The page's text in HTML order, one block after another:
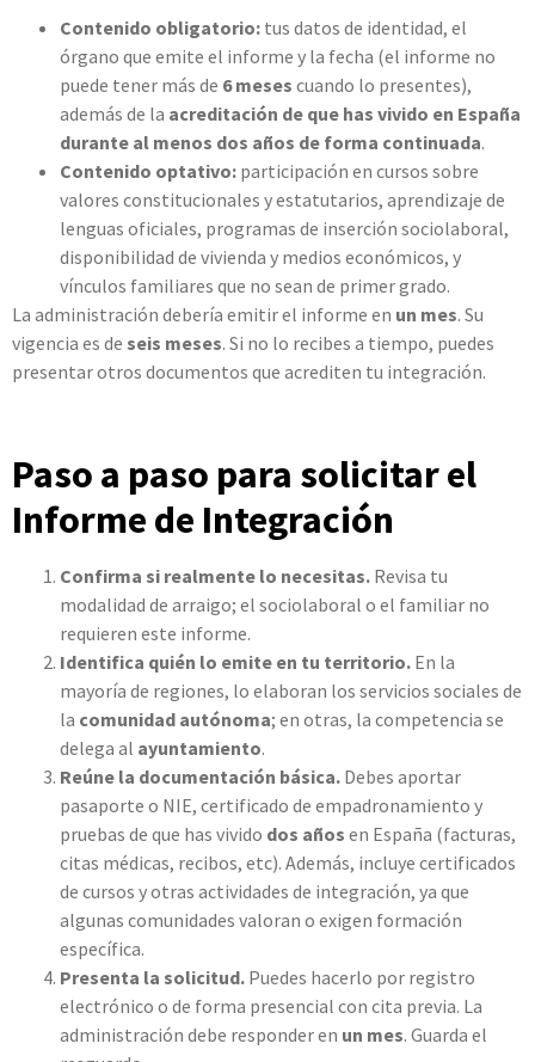
Contenido obligatorio: tus datos de identidad, el
órgano que emite el informe y la fecha (el informe no
puede tener más de 6 meses cuando lo presentes),
además de la acreditación de que has vivido en España
durante al menos dos años de forma continuada.
Contenido optativo: participación en cursos sobre
valores constitucionales y estatutarios, aprendizaje de
lenguas oficiales, programas de inserción sociolaboral,
disponibilidad de vivienda y medios económicos, y
vínculos familiares que no sean de primer grado.
La administración debería emitir el informe en un mes. Su
vigencia es de seis meses. Si no lo recibes a tiempo, puedes
presentar otros documentos que acrediten tu integración.
Paso a paso para solicitar el
Informe de Integración
Confirma si realmente lo necesitas. Revisa tu
modalidad de arraigo; el sociolaboral o el familiar no
requieren este informe.
Identifica quién lo emite en tu territorio. En la
mayoría de regiones, lo elaboran los servicios sociales de
la comunidad autónoma; en otras, la competencia se
delega al ayuntamiento.
Reúne la documentación básica. Debes aportar
pasaporte o NIE, certificado de empadronamiento y
pruebas de que has vivido dos años en España (facturas,
citas médicas, recibos, etc). Además, incluye certificados
de cursos y otras actividades de integración, ya que
algunas comunidades valoran o exigen formación
específica.
Presenta la solicitud. Puedes hacerlo por registro
electrónico o de forma presencial con cita previa. La
administración debe responder en un mes. Guarda el